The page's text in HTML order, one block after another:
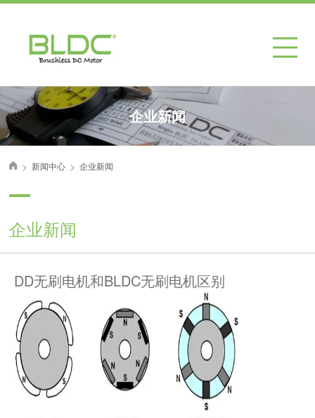
企业新闻
首页
> 新闻中心 > 企业新闻
企业新闻
DD无刷电机和BLDC无刷电机区别